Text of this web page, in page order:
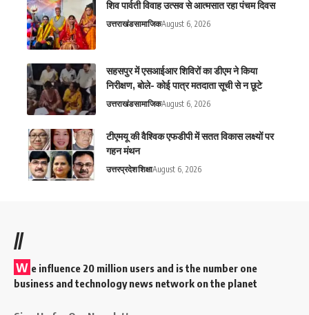
शिव पार्वती विवाह उत्सव से आत्मसात रहा पंचम दिवस
उत्तराखंडसामाजिकAugust 6, 2026
सहसपुर में एसआईआर शिविरों का डीएम ने किया
निरीक्षण, बोले- कोई पात्र मतदाता सूची से न छूटे
उत्तराखंडसामाजिकAugust 6, 2026
टीएमयू की वैश्विक एफडीपी में सतत विकास लक्ष्यों पर
गहन मंथन
उत्तरप्रदेशशिक्षाAugust 6, 2026
//
W e influence 20 million users and is the number one
business and technology news network on the planet